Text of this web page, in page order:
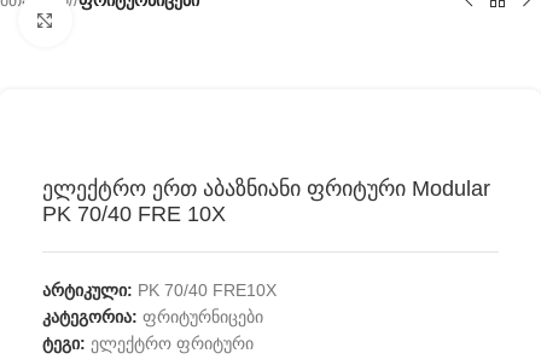
ელექტრო ერთ აბაზნიანი ფრიტური Modular
PK 70/40 FRE 10X
არტიკული: PK 70/40 FRE10X
კატეგორია: ფრიტურნიცები
ტეგი: ელექტრო ფრიტური